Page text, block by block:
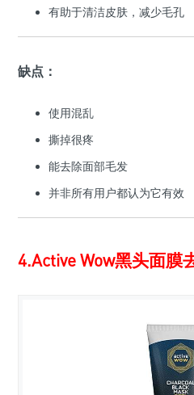
有助于清洁皮肤，减少毛孔
缺点：
使用混乱
撕掉很疼
能去除面部毛发
并非所有用户都认为它有效
4.Active Wow黑头面膜